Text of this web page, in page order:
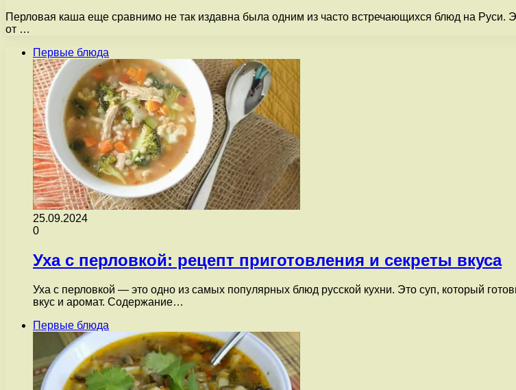
Перловая каша еще сравнимо не так издавна была одним из часто встречающихся блюд на
от …
Первые блюда
25.09.2024
0
Уха с перловкой: рецепт приготовления и секреты вкуса
Уха с перловкой — это одно из самых популярных блюд русской кухни. Это суп, который
вкус и аромат. Содержание…
Первые блюда